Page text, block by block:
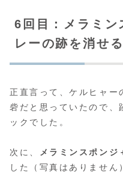
6回目：メラミン
レーの跡を消せ
正直言って、ケルヒャー
砦だと思っていたので、
ックでした。
次に、 メラミンスポンジ
した（写真はありません